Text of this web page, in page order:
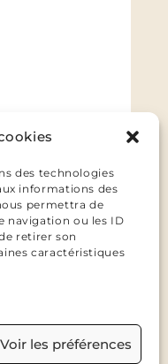
des technologies
informations des
permettra de
navigation ou les ID
retirer son
caractéristiques
Voir les préférences